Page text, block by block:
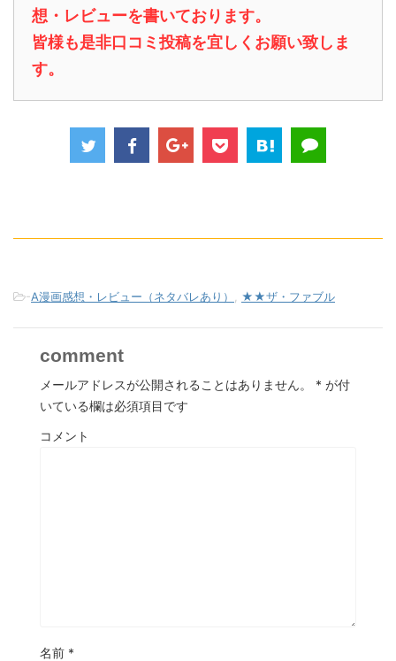
想・レビューを書いております。
皆様も是非口コミ投稿を宜しくお願い致しま
す。
-A漫画感想・レビュー（ネタバレあり） ★★ザ・ファブル
comment
メールアドレスが公開されることはありません。 * が付
いている欄は必須項目です
コメント
名前 *